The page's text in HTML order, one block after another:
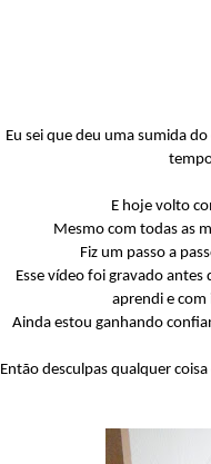
Eu sei que deu uma sumida
E hoje volto
Mesmo com todas as
Fiz um passo a
Esse vídeo foi gravado antes
aprendi e com
Ainda estou ganhando
Então desculpas qualquer